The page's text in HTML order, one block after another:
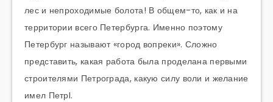
лес и непроходимые болота! В общем-то, как и на
территории всего Петербурга. Именно поэтому
Петербург называют «город вопреки». Сложно
представить, какая работа была проделана первыми
строителями Петрограда, какую силу воли и желание
имел ПетрI.